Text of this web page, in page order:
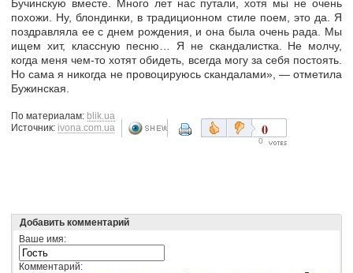
Бучинскую вместе. Много лет нас путали, хотя мы не очень
похожи. Ну, блондинки, в традиционном стиле поем, это да. Я
поздравляла ее с днем рождения, и она была очень рада. Мы
ищем хит, классную песню… Я не скандалистка. Не молчу,
когда меня чем-то хотят обидеть, всегда могу за себя постоять.
Но сама я никогда не провоцируюсь скандалами», — отметила
Бужинская.
По материалам: blik.ua
Источник: ivona.com.ua 0
0
Добавить комментарий
Ваше имя:
Комментарий: